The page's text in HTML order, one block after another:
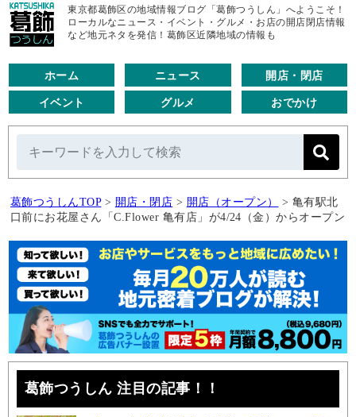
東京都葛飾区の地域情報ブログ「葛飾つうしん」へようこそ！
ローカルなニュース・イベント・グルメ・お店の開店閉店情報
など地元ネタを発信！葛飾区近隣地域の情報も
ホーム ニュース 開店・閉店
イベント グルメ おでかけ
葛飾つうしんTOP > 開店・閉店 > 開店（オープン） > 亀有駅北
口前にお花屋さん「C.Flower 亀有店」が4/24（金）からオープン
葛飾つうしん 注目の記事！！